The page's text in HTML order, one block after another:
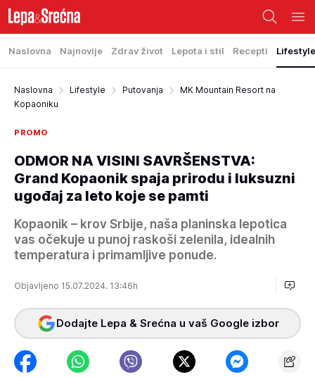
Naslovna Najnovije Zdrav život Lepota i stil Recepti Lifestyle
Naslovna Lifestyle Putovanja
MK Mountain Resort na
Kopaoniku
PROMO
ODMOR NA VISINI SAVRŠENSTVA:
Grand Kopaonik spaja prirodu i luksuzni
ugođaj za leto koje se pamti
Kopaonik – krov Srbije, naša planinska lepotica
vas očekuje u punoj raskoši zelenila, idealnih
temperatura i primamljive ponude.
Objavljeno 15.07.2024. 13:46h
Dodajte Lepa & Srećna u vaš Google izbor